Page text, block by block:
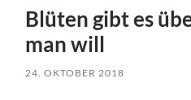
Blüten gibt es
man will
24. OKTOBER 2018